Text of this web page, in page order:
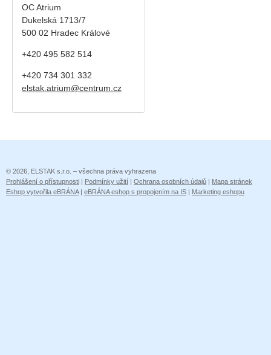
OC Atrium
Dukelská 1713/7
500 02 Hradec Králové
+420 495 582 514
+420 734 301 332
elstak.atrium@centrum.cz
© 2026, ELSTAK s.r.o. – všechna práva vyhrazena
Prohlášení o přístupnosti | Podmínky užití | Ochrana osobních údajů | Mapa stránek
Eshop vytvořila eBRÁNA| eBRÁNA eshop s propojením na IS | Marketing eshopu